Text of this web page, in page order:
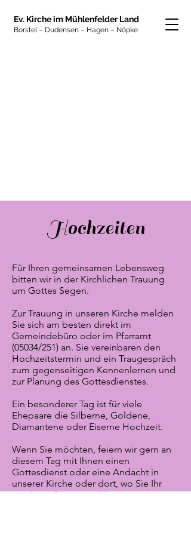
Ev. Kirche im Mühlenfelder Land
Borstel – Dudensen – Hagen – Nöpke
Hochzeiten
Für Ihren gemeinsamen Lebensweg
bitten wir in der Kirchlichen Trauung
um Gottes Segen.
Zur Trauung in unseren Kirche melden
Sie sich am besten direkt im
Gemeindebüro oder im Pfarramt
(05034/251) an. Sie vereinbaren den
Hochzeitstermin und ein Traugespräch
zum gegenseitigen Kennenlernen und
zur Planung des Gottesdienstes.
Ein besonderer Tag ist für viele
Ehepaare die Silberne, Goldene,
Diamantene oder Eiserne Hochzeit.
Wenn Sie möchten, feiern wir gern an
diesem Tag mit Ihnen einen
Gottesdienst oder eine Andacht in
unserer Kirche oder dort, wo Sie Ihr
Jubiläum feiern! Melden Sie sich gern